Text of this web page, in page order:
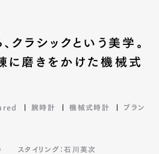
クラシックという美学。
に磨きをかけた機械式
腕時計 機械式時計
ブラン
スタイリング：石川英次